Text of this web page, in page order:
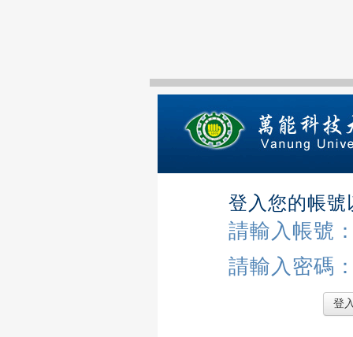
登入您的帳號
請輸入帳號
請輸入密碼
登